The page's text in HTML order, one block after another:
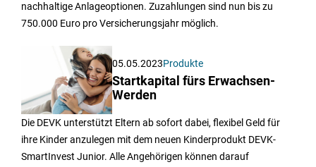
nachhaltige Anlageoptionen. Zuzahlungen sind nun bis zu
750.000 Euro pro Versicherungsjahr möglich.
05.05.2023Produkte
Startkapital fürs Erwachsen-
Werden
Die DEVK unterstützt Eltern ab sofort dabei, flexibel Geld für
ihre Kinder anzulegen mit dem neuen Kinderprodukt DEVK-
SmartInvest Junior. Alle Angehörigen können darauf